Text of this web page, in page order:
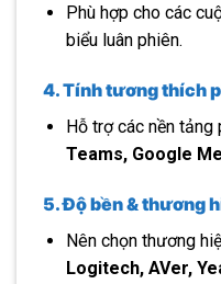
Phù hợp cho các
biểu luân phiên.
4. Tính tương thích
Hỗ trợ các nền tảng
Teams, Google
5. Độ bền & thương
Nên chọn thương
Logitech, AVer,